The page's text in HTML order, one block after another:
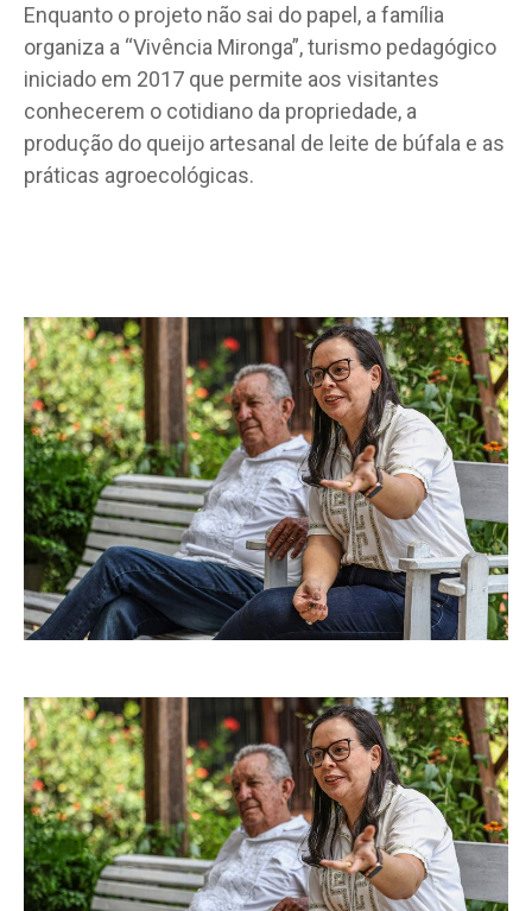
Enquanto o projeto não sai do papel, a família
organiza a “Vivência Mironga”, turismo pedagógico
iniciado em 2017 que permite aos visitantes
conhecerem o cotidiano da propriedade, a
produção do queijo artesanal de leite de búfala e as
práticas agroecológicas.